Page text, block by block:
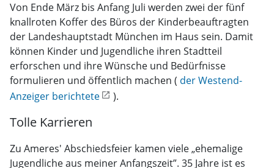
Von Ende März bis Anfang Juli werden zwei der fünf
knallroten Koffer des Büros der Kinderbeauftragten
der Landeshauptstadt München im Haus sein. Damit
können Kinder und Jugendliche ihren Stadtteil
erforschen und ihre Wünsche und Bedürfnisse
formulieren und öffentlich machen ( der Westend-
Anzeiger berichtete
).
Tolle Karrieren
Zu Ameres' Abschiedsfeier kamen viele „ehemalige
Jugendliche aus meiner Anfangszeit”. 35 Jahre ist es